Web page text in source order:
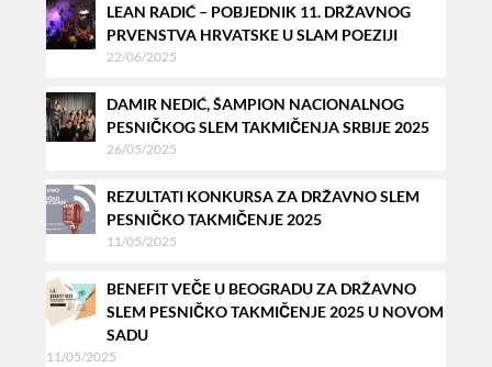
LEAN RADIĆ – POBJEDNIK 11. DRŽAVNOG
PRVENSTVA HRVATSKE U SLAM POEZIJI
22/06/2025
DAMIR NEDIĆ, ŠAMPION NACIONALNOG
PESNIČKOG SLEM TAKMIČENJA SRBIJE 2025
26/05/2025
REZULTATI KONKURSA ZA DRŽAVNO SLEM
PESNIČKO TAKMIČENJE 2025
11/05/2025
BENEFIT VEČE U BEOGRADU ZA DRŽAVNO
SLEM PESNIČKO TAKMIČENJE 2025 U NOVOM
SADU
11/05/2025